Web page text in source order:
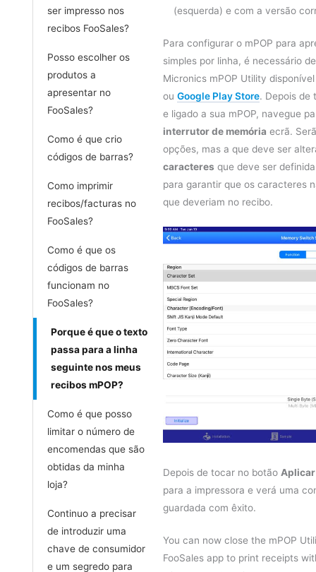
ser impresso nos
recibos FooSales?
Posso escolher os
produtos a
apresentar no
FooSales?
Como é que crio
códigos de barras?
Como imprimir
recibos/facturas no
FooSales?
Como é que os
códigos de barras
funcionam no
FooSales?
Porque é que o texto
passa para a linha
seguinte nos meus
recibos mPOP?
Como é que posso
limitar o número de
encomendas que são
obtidas da minha
loja?
Continuo a precisar
de introduzir uma
chave de consumidor
e um segredo para
(esquerda) e com a versão
Para configurar o mPOP para
simples por linha, é necessário
Micronics mPOP Utility
ou Google Play Store. Depois de
e ligado a sua mPOP, navegue
interrutor de memória ecrã.
opções, mas a que deve ser
caracteres que deve ser
para garantir que os caracteres
que deveriam no recibo.
Depois de tocar no botão Aplicar
para a impressora e verá uma
guardada com êxito.
You can now close the mPOP
FooSales app to print receipts